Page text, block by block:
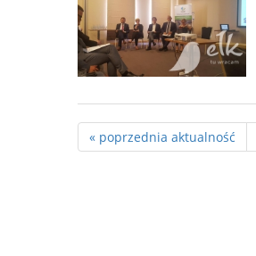
« poprzednia aktualność